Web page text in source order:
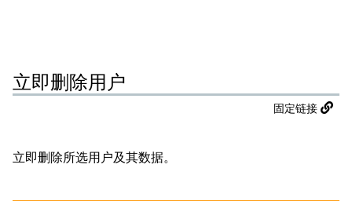
立即删除用户
固定链接
立即删除所选用户及其数据。